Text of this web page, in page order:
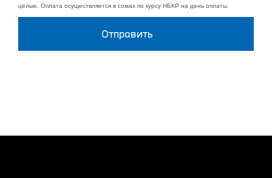
целью. Оплата осуществляется в сомах по курсу НБКР на день оплаты.
Отправить